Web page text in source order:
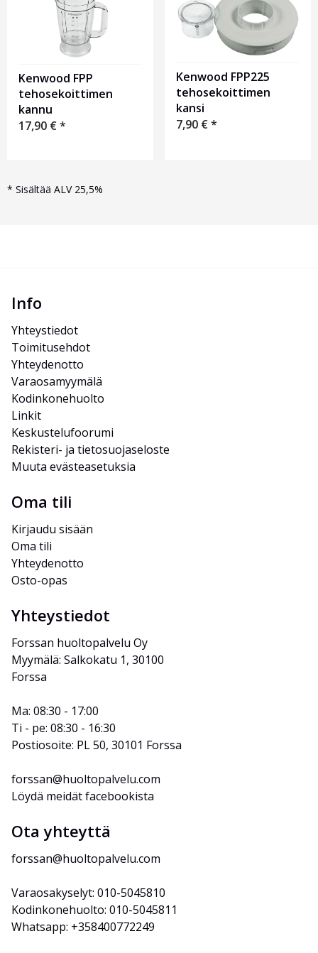
Kenwood FPP
tehosekoittimen
kannu
17,90 €*
Kenwood FPP225
tehosekoittimen
kansi
7,90 €*
* Sisältää ALV 25,5%
Info
Yhteystiedot
Toimitusehdot
Yhteydenotto
Varaosamyymälä
Kodinkonehuolto
Linkit
Keskustelufoorumi
Rekisteri- ja tietosuojaseloste
Muuta evästeasetuksia
Oma tili
Kirjaudu sisään
Oma tili
Yhteydenotto
Osto-opas
Yhteystiedot
Forssan huoltopalvelu Oy
Myymälä: Salkokatu 1, 30100
Forssa
Ma: 08:30 - 17:00
Ti - pe: 08:30 - 16:30
Postiosoite: PL 50, 30101 Forssa
forssan@huoltopalvelu.com
Löydä meidät facebookista
Ota yhteyttä
forssan@huoltopalvelu.com
Varaosakyselyt: 010-5045810
Kodinkonehuolto: 010-5045811
Whatsapp: +358400772249